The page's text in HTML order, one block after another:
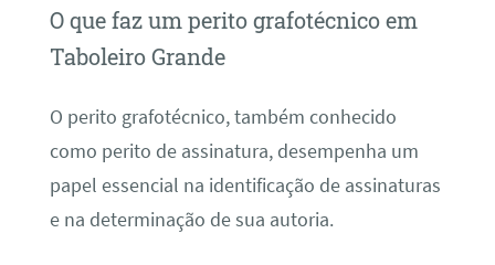
O que faz um perito grafotécnico em
Taboleiro Grande
O perito grafotécnico, também conhecido
como perito de assinatura, desempenha um
papel essencial na identificação de assinaturas
e na determinação de sua autoria.